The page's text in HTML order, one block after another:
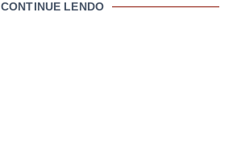
CONTINUE LENDO